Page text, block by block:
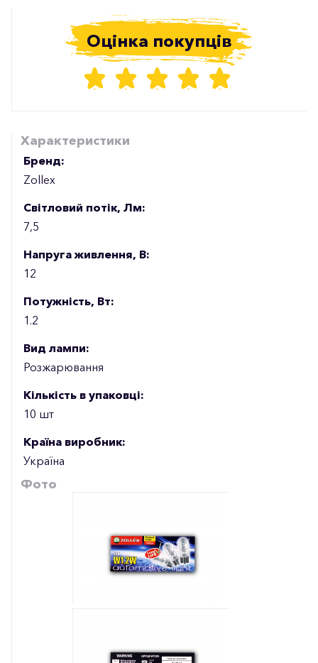
Оцінка покупців
Характеристики
Бренд:
Zollex
Світловий потік, Лм:
7,5
Напруга живлення, В:
12
Потужність, Вт:
1.2
Вид лампи:
Розжарювання
Кількість в упаковці:
10 шт
Країна виробник:
Україна
Фото